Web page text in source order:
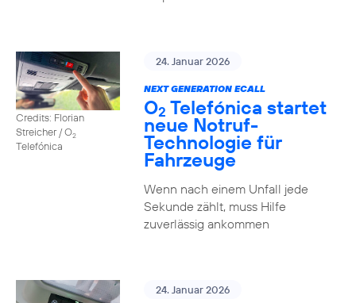
Credits: Florian
Streicher / O2
Telefónica
24. Januar 2026
NEXT GENERATION ECALL
O2 Telefónica startet
neue Notruf-
Technologie für
Fahrzeuge
Wenn nach einem Unfall jede
Sekunde zählt, muss Hilfe
zuverlässig ankommen
24. Januar 2026